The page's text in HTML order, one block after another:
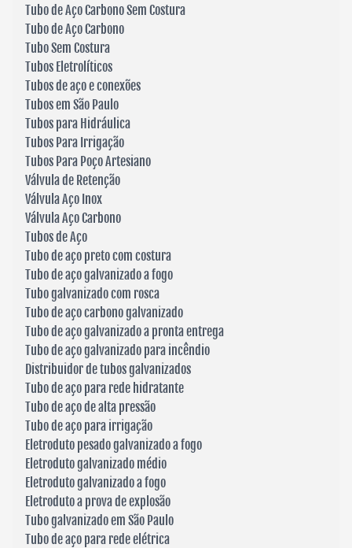
Tubo de Aço Carbono Sem Costura
Tubo de Aço Carbono
Tubo Sem Costura
Tubos Eletrolíticos
Tubos de aço e conexões
Tubos em São Paulo
Tubos para Hidráulica
Tubos Para Irrigação
Tubos Para Poço Artesiano
Válvula de Retenção
Válvula Aço Inox
Válvula Aço Carbono
Tubos de Aço
Tubo de aço preto com costura
Tubo de aço galvanizado a fogo
Tubo galvanizado com rosca
Tubo de aço carbono galvanizado
Tubo de aço galvanizado a pronta entrega
Tubo de aço galvanizado para incêndio
Distribuidor de tubos galvanizados
Tubo de aço para rede hidratante
Tubo de aço de alta pressão
Tubo de aço para irrigação
Eletroduto pesado galvanizado a fogo
Eletroduto galvanizado médio
Eletroduto galvanizado a fogo
Eletroduto a prova de explosão
Tubo galvanizado em São Paulo
Tubo de aço para rede elétrica